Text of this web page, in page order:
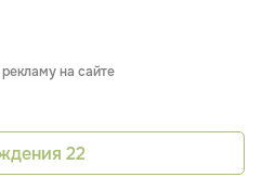
на сайте
22